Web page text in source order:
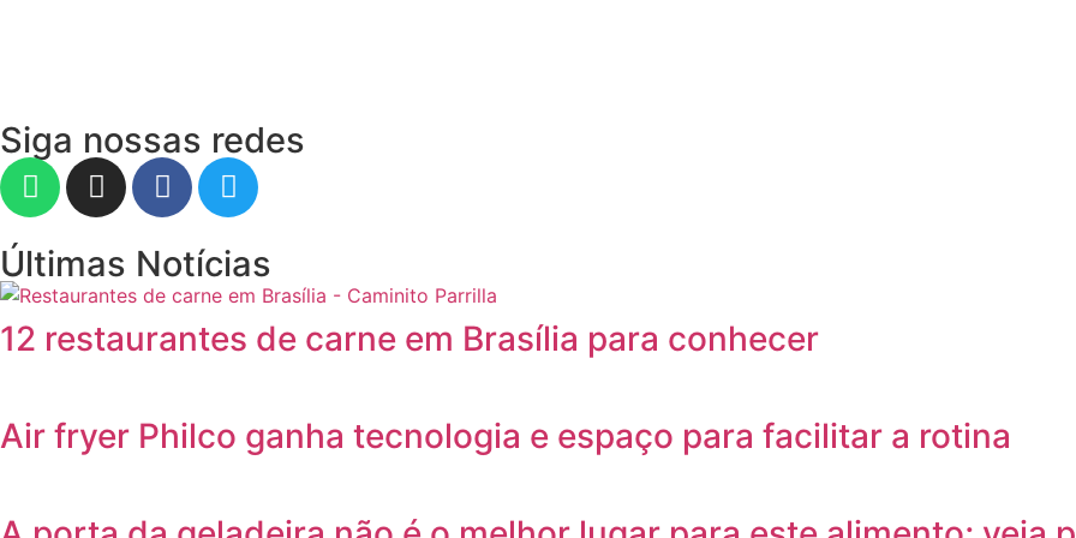
Siga nossas redes
Últimas Notícias
12 restaurantes de carne em Brasília para conhecer
Air fryer Philco ganha tecnologia e espaço para facilitar a rotina